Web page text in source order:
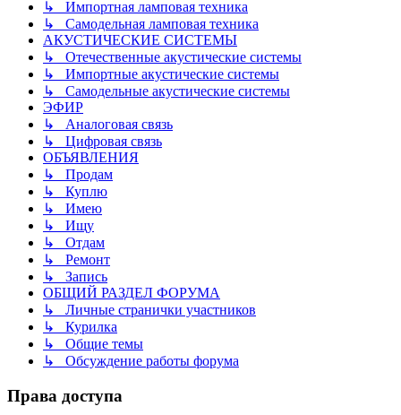
↳ Импортная ламповая техника
↳ Самодельная ламповая техника
АКУСТИЧЕСКИЕ СИСТЕМЫ
↳ Отечественные акустические системы
↳ Импортные акустические системы
↳ Самодельные акустические системы
ЭФИР
↳ Аналоговая связь
↳ Цифровая связь
ОБЪЯВЛЕНИЯ
↳ Продам
↳ Куплю
↳ Имею
↳ Ищу
↳ Отдам
↳ Ремонт
↳ Запись
ОБЩИЙ РАЗДЕЛ ФОРУМА
↳ Личные странички участников
↳ Курилка
↳ Общие темы
↳ Обсуждение работы форума
Права доступа